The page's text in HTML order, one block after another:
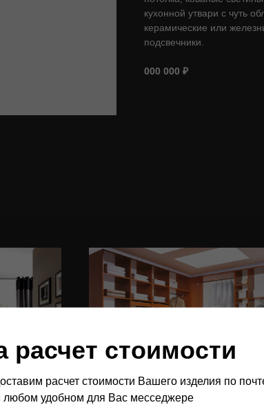
кухонной утвари с чуть
керамические или
подсвечники.
000 000 ₽
расчет стоимости
расчет стоимости Вашего изделия по
любом удобном для Вас месседжере